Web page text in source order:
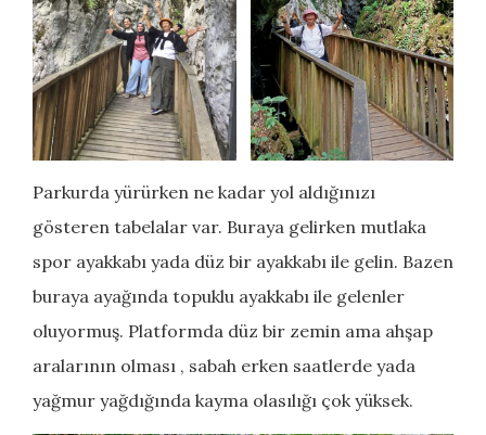
Parkurda yürürken ne kadar yol aldığınızı
gösteren tabelalar var. Buraya gelirken mutlaka
spor ayakkabı yada düz bir ayakkabı ile gelin. Bazen
buraya ayağında topuklu ayakkabı ile gelenler
oluyormuş. Platformda düz bir zemin ama ahşap
aralarının olması , sabah erken saatlerde yada
yağmur yağdığında kayma olasılığı çok yüksek.